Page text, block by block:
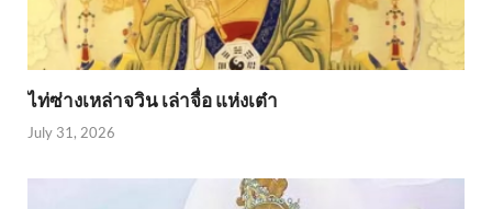
ไท่ซ่างเหล่าจวิน เล่าจื่อ แห่งเต๋า
July 31, 2026